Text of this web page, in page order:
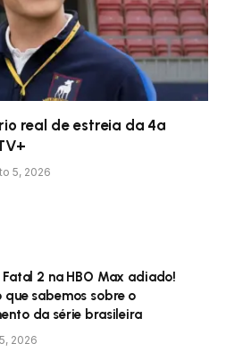
real de estreia da 4ª
5, 2026
Fatal 2 na HBO Max adiado!
que sabemos sobre o
da série brasileira
2026